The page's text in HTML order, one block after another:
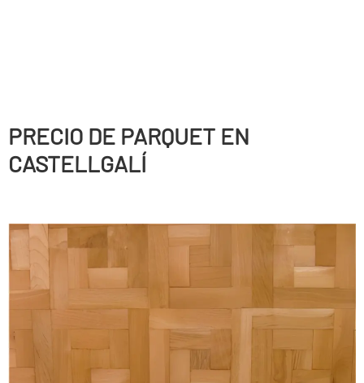
PRECIO DE PARQUET EN
CASTELLGALÍ